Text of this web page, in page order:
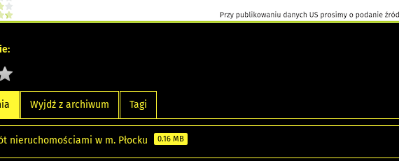
Wyjdź z archiwum Tagi
nieruchomościami w m. Płocku 0.16 MB